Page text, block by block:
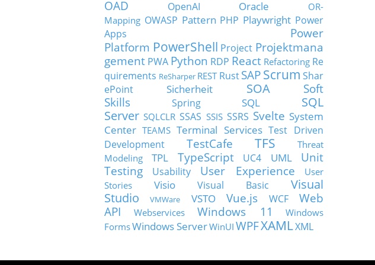
OAD
OpenAI Oracle
OR-
Mapping OWASP Pattern PHP Playwright Power
Apps
Power
Platform PowerShell Project Projektmana
gement PWA Python RDP React Refactoring Re
quirements ReSharper REST Rust SAP Scrum Shar
ePoint
Sicherheit SOA
Soft
Skills
Spring SQL
SQL
Server SQLCLR SSAS SSIS SSRS Svelte System
Center TEAMS Terminal Services Test Driven
Development
TestCafe TFS
Threat
Modeling
TPL TypeScript UC4 UML
Unit
Testing
Usability User Experience
User
Stories
Visio Visual Basic
Visual
Studio
VMWare VSTO Vue.js WCF
Web
API
Webservices Windows 11
Windows
FormsWindows ServerWinUI WPFXAMLXML